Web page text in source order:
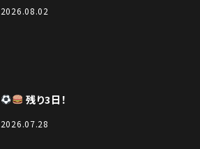
2026.08.02
残り3日！
2026.07.28